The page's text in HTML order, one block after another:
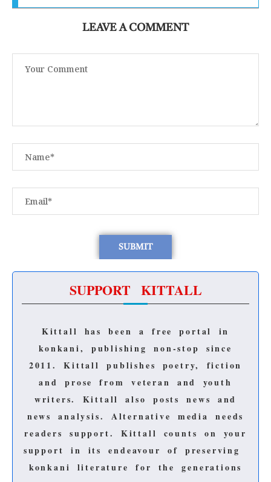
LEAVE A COMMENT
SUPPORT KITTALL
Kittall has been a free portal in
konkani, publishing non-stop since
2011.Kittall publishes poetry, fiction
and prose from veteran and youth
writers. Kittall also posts news and
news analysis. Alternative media needs
readers support. Kittall counts on your
support in its endeavour of preserving
konkani literature for the generations